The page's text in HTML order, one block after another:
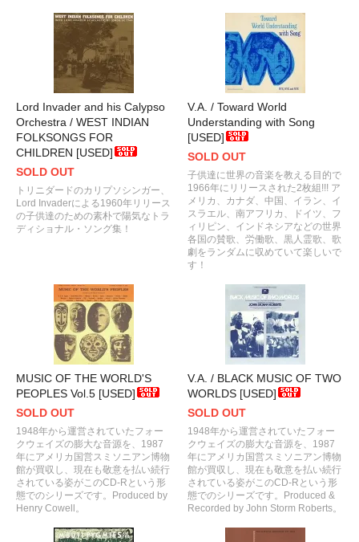
Lord Invader and his Calypso
Orchestra / WEST INDIAN
FOLKSONGS FOR
CHILDREN [USED]
SOLD OUT
トリニダードのカリプソシンガー、
Lord Invaderによる1960年リリース
の子供達のための素朴で陽気なトラ
ディショナル・ソング集！
V.A. / Toward World
Understanding with Song
[USED]
SOLD OUT
子供達に世界の音楽を教える目的で
1966年にリリースされた2枚組!!! ア
メリカ、カナダ、中国、イラン、イ
スラエル、南アフリカ、ドイツ、フ
ィリピン、インドネシアなどの世界
各国の賛歌、労働歌、黒人霊歌、歌
劇をランダムに収めていて楽しいで
す！
MUSIC OF THE WORLD'S
PEOPLES Vol.5 [USED]
SOLD OUT
1948年から運営されていたフォー
クウェイズの膨大な音源を、1987
年にアメリカ国営スミソニアン博物
館が買収し、現在も敬意を払い続行
されている姿がこのCD-Rという形
態でのシリーズです。Produced by
Henry Cowell。
V.A. / BLACK MUSIC OF TWO
WORLDS [USED]
SOLD OUT
1948年から運営されていたフォー
クウェイズの膨大な音源を、1987
年にアメリカ国営スミソニアン博物
館が買収し、現在も敬意を払い続行
されている姿がこのCD-Rという形
態でのシリーズです。Produced &
Recorded by John Storm Roberts。